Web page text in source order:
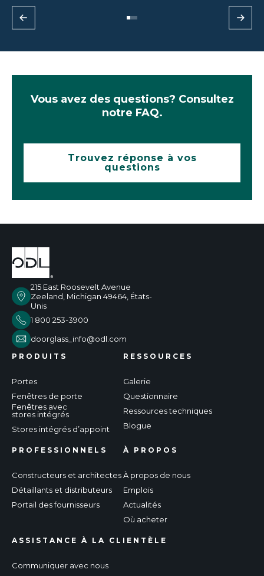
Vous avez des questions? Consultez
notre FAQ.
Trouvez réponse à vos
questions
215 East Roosevelt Avenue
Zeeland, Michigan 49464, États-
Unis
1 800 253-3900
doorglass_info@odl.com
PRODUITS
Portes
Fenêtres de porte
Fenêtres avec
stores intégrés
Stores intégrés d’appoint
RESSOURCES
Galerie
Questionnaire
Ressources techniques
Blogue
PROFESSIONNELS
Constructeurs et architectes
Détaillants et distributeurs
Portail des fournisseurs
ASSISTANCE À LA CLIENTÈLE
Communiquer avec nous
À PROPOS
À propos de nous
Emplois
Actualités
Où acheter